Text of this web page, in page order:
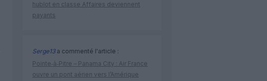
hublot en classe Affaires deviennent
payants
Serge13a commenté l'article :
Pointe‑à‑Pitre – Panama City : Air France
ouvre un pont aérien vers l’Amérique